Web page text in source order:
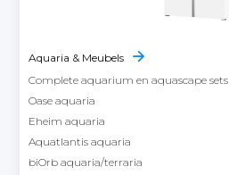
Aquaria & Meubels
Complete aquarium en aquascape sets
Oase aquaria
Eheim aquaria
Aquatlantis aquaria
biOrb aquaria/terraria